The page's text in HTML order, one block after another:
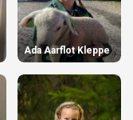
Ada Aarflot Kleppe